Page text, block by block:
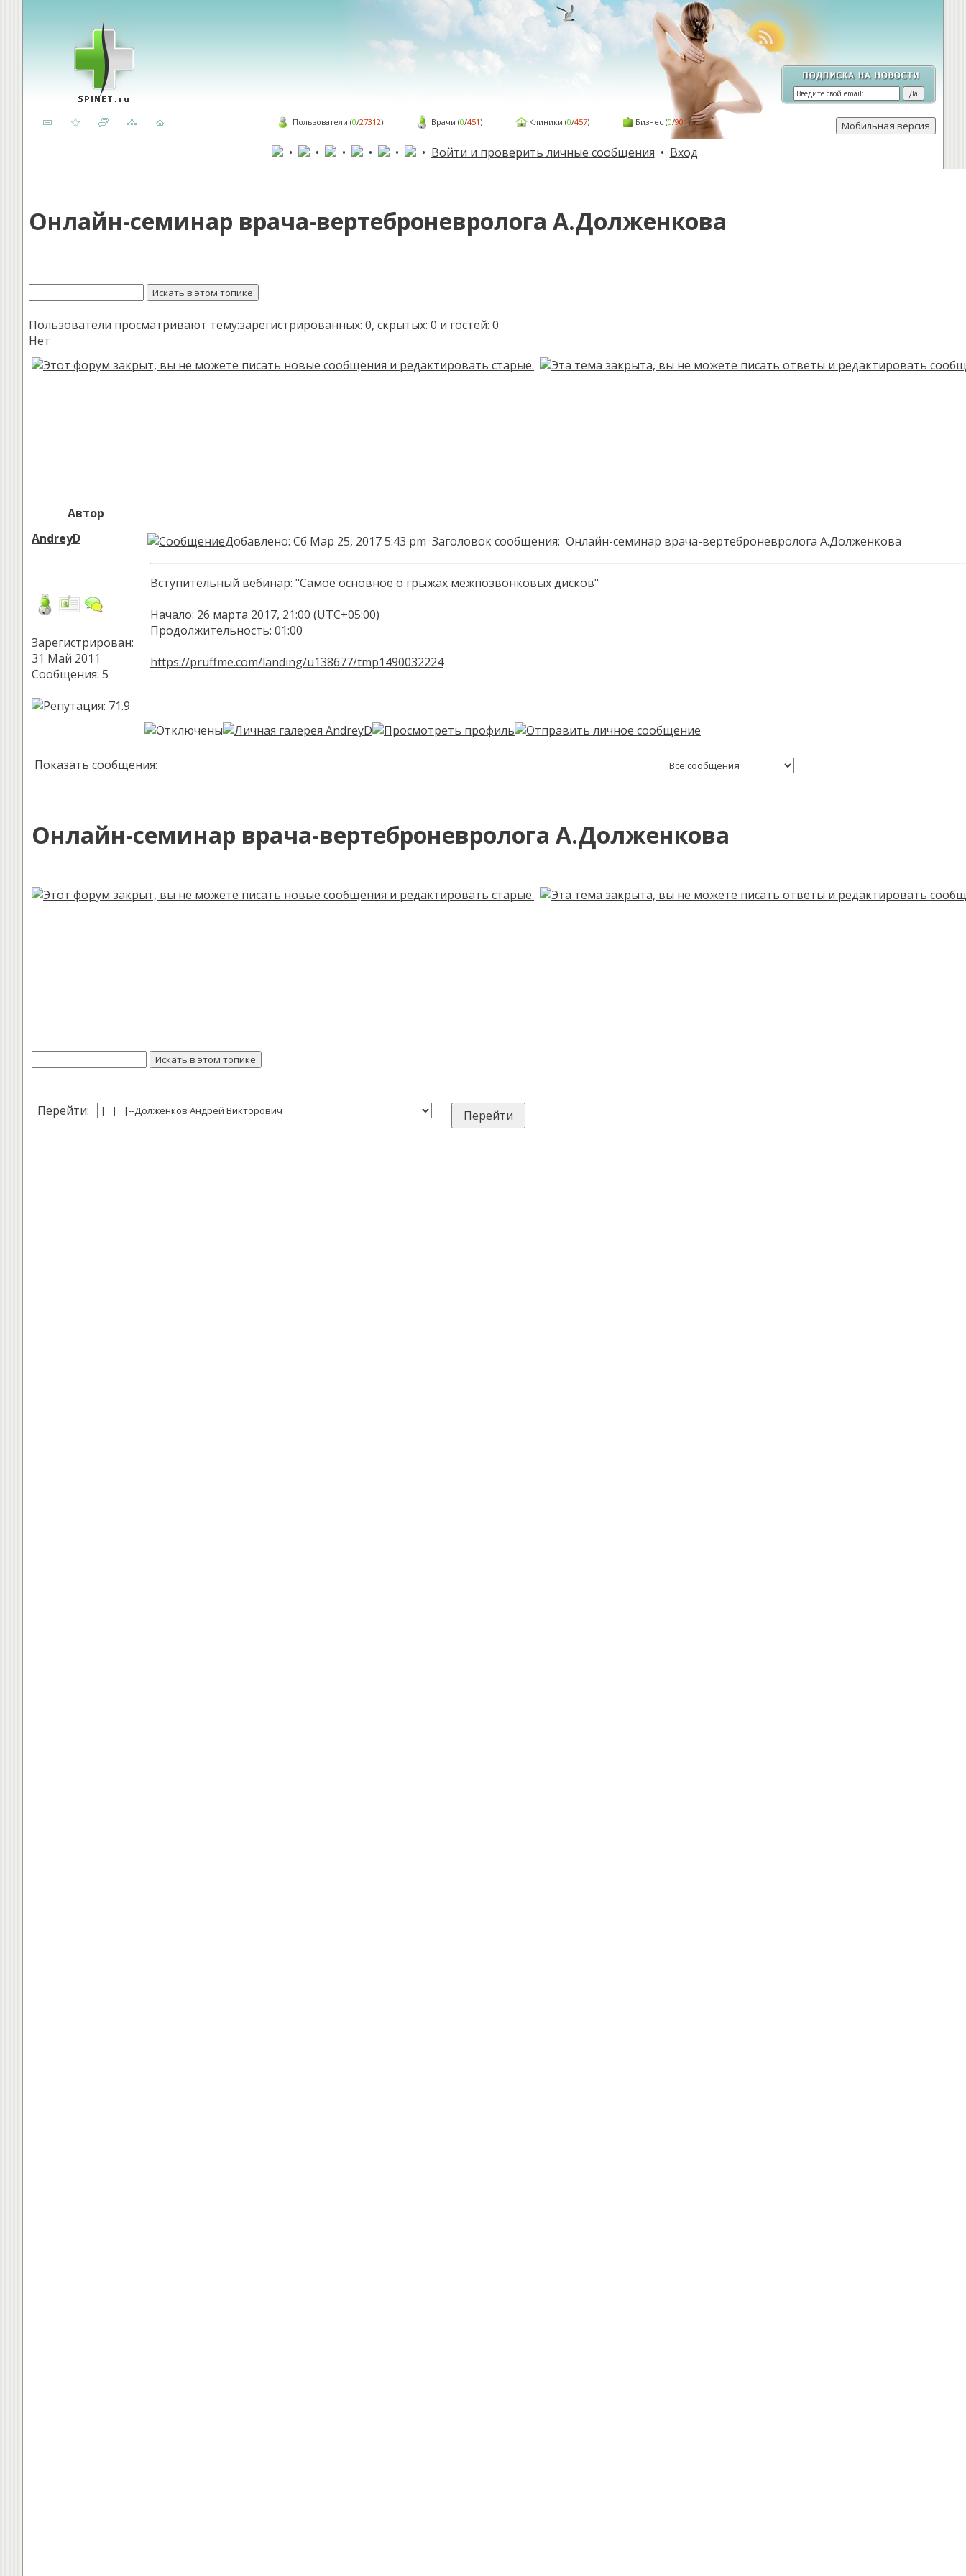
Пользователи (0/27312) Врачи (0/451) Клиники (0/457) Бизнес (0/901)
• • • • • • Войти и проверить личные сообщения • Вход
Онлайн-семинар врача-вертеброневролога А.Долженкова
Пользователи просматривают тему:зарегистрированных: 0, скрытых: 0 и гостей: 0
Нет
Автор
AndreyD
Зарегистрирован:
31 Май 2011
Сообщения: 5
Добавлено: Сб Мар 25, 2017 5:43 pm Заголовок сообщения: Онлайн-семинар врача-вертеброневролога А.Долженкова
Вступительный вебинар: "Самое основное о грыжах межпозвонковых дисков"
Начало: 26 марта 2017, 21:00 (UTC+05:00)
Продолжительность: 01:00
https://pruffme.com/landing/u138677/tmp1490032224
Показать сообщения:
Онлайн-семинар врача-вертеброневролога А.Долженкова
Перейти: